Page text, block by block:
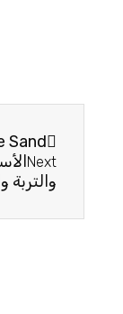
Sand​
Next